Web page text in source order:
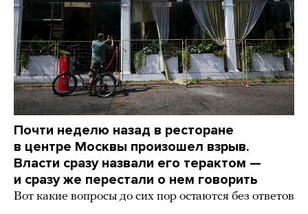
Почти неделю назад в ресторане
в центре Москвы произошел взрыв.
Власти сразу назвали его терактом —
и сразу же перестали о нем говорить
Вот какие вопросы до сих пор остаются без ответов